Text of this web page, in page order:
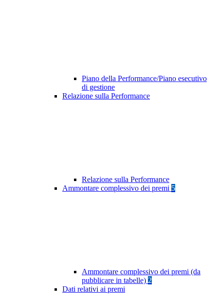
Piano della Performance/Piano esecutivo
di gestione
Relazione sulla Performance
Relazione sulla Performance
Ammontare complessivo dei premi 5
Ammontare complessivo dei premi (da
pubblicare in tabelle) 2
Dati relativi ai premi